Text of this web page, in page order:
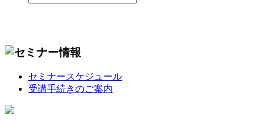
セミナースケジュール
受講手続きのご案内